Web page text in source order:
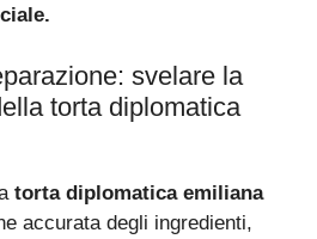
svelare la
torta diplomatica
torta diplomatica emiliana
accurata degli ingredienti,